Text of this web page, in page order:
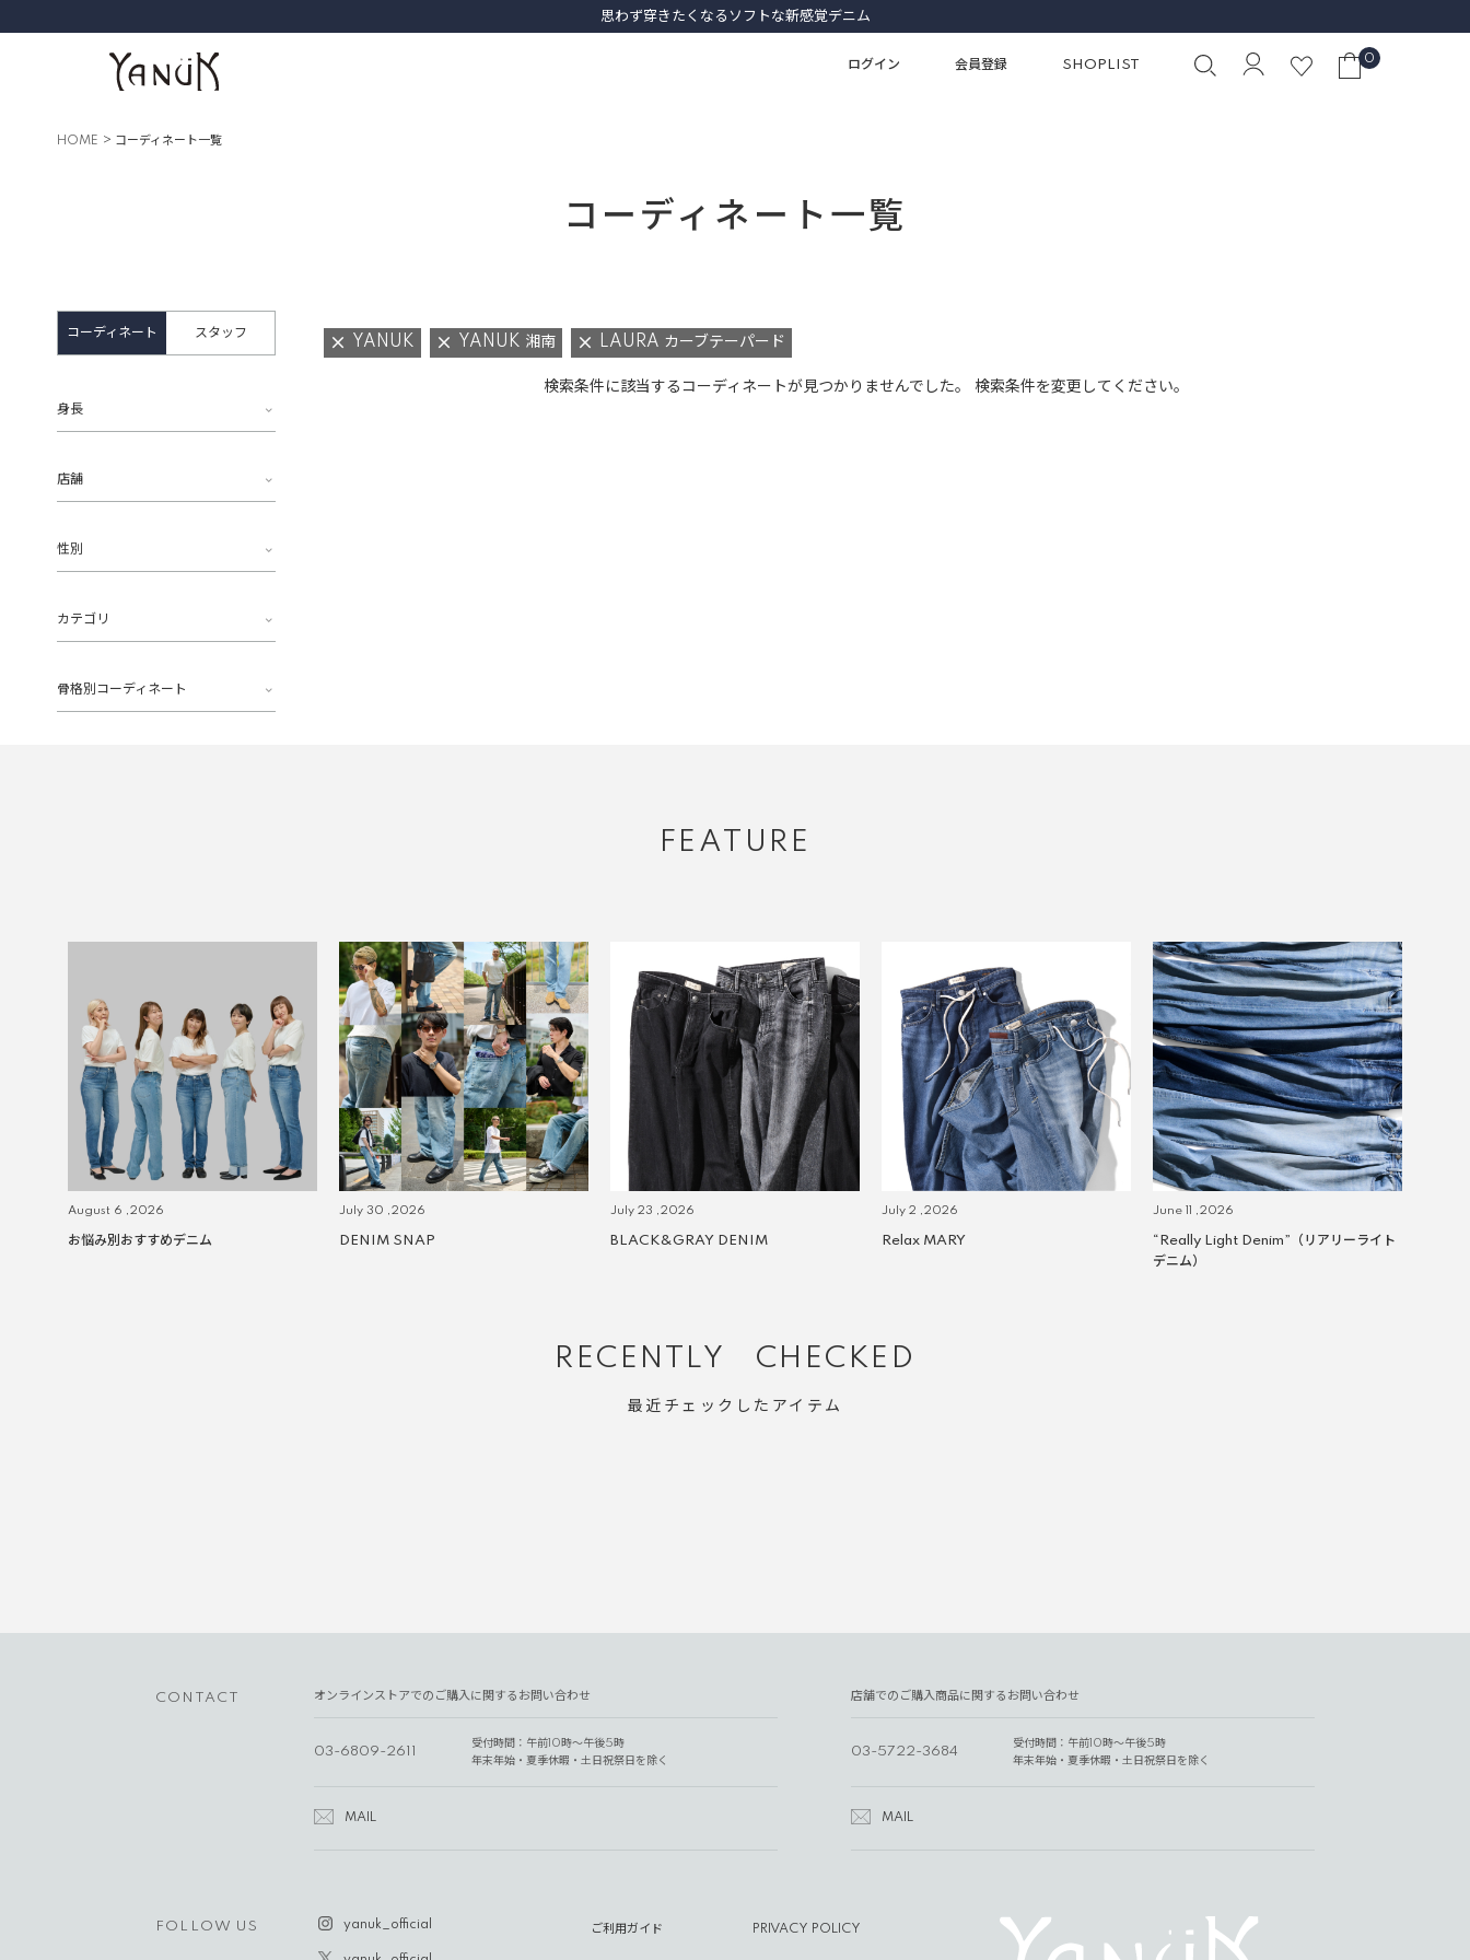
思わず穿きたくなるソフトな新感覚デニム
ログイン 会員登録 SHOPLIST 0
HOME コーディネート一覧
コーディネート一覧
コーディネート スタッフ
身長
店舗
性別
カテゴリ
骨格別コーディネート
YANUK YANUK 湘南 LAURA カーブテーパード
検索条件に該当するコーディネートが見つかりませんでした。 検索条件を変更してください。
FEATURE
August 6 ,2026
お悩み別おすすめデニム
July 30 ,2026
DENIM SNAP
July 23 ,2026
BLACK&GRAY DENIM
July 2 ,2026
Relax MARY
June 11 ,2026
“Really Light Denim”（リアリーライト
デニム）
RECENTLY CHECKED
最近チェックしたアイテム
CONTACT オンラインストアでのご購入に関するお問い合わせ
03-6809-2611
受付時間：午前10時～午後5時
年末年始・夏季休暇・土日祝祭日を除く
MAIL
店舗でのご購入商品に関するお問い合わせ
03-5722-3684
受付時間：午前10時～午後5時
年末年始・夏季休暇・土日祝祭日を除く
MAIL
FOLLOW US yanuk_official ご利用ガイド PRIVACY POLICY